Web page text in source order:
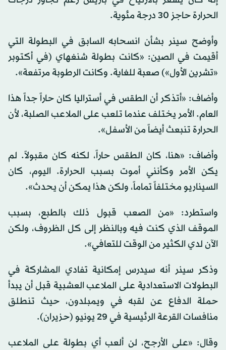
الحرارة حاجز 30 درجة مئوية.
وأوضح سينر بشأن انسحابه السابق في البطولة التي
أقيمت في الصين: «كانت بطولة شنغهاي (في أكتوبر
«تشرين الأول») صعبة للغاية. وكانت الرطوبة مرتفعة».
وأضاف: «أتذكر أن الطقس في أستراليا كان حاراً جداً هذا
العام. الأمر يختلف عندما تلعب على الملاعب الصلبة، لأن
الحرارة تنبعث أيضاً من الأسفل».
وأضاف: «هنا، كان الطقس حاراً، لكنه كان مقبولاً. لم
يكن الأمر وكأنني أموت بسبب الحرارة. اليوم، كان
السيناريو مختلفاً تماماً، ولكن هذا يمكن أن يحدث».
واستطرد: «من الصعب قبول ذلك بالطبع، بسبب
الموقف الذي كنت فيه وبالنظر إلى كل الظروف، ولكن
الآن لدي الكثير من الوقت للتعافي».
وذكر سينر أنه سيدرس إمكانية تفادي المشاركة في
البطولات الاستعدادية على الملاعب العشبية قبل أن يبدأ
حملة الدفاع عن لقبه في ويمبلدون، حيث تنطلق
منافسات القرعة الرئيسية في 29 يونيو (حزيران).
وقال: «على الأرجح، لن ألعب أي بطولة على الملاعب